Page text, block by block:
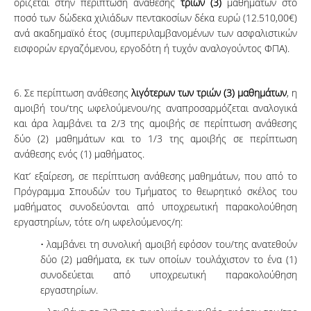
ποσό των δώδεκα χιλιάδων πεντακοσίων δέκα ευρώ (12.510,00€)
ανά ακαδημαϊκό έτος (συμπεριλαμβανομένων των ασφαλιστικών
εισφορών εργαζόμενου, εργοδότη ή τυχόν αναλογούντος ΦΠΑ).
6. Σε περίπτωση ανάθεσης λιγότερων των τριών (3) μαθημάτων, η
αμοιβή του/της ωφελούμενου/ης αναπροσαρμόζεται αναλογικά
και άρα λαμβάνει τα 2/3 της αμοιβής σε περίπτωση ανάθεσης
δύο (2) μαθημάτων και το 1/3 της αμοιβής σε περίπτωση
ανάθεσης ενός (1) μαθήματος.
Κατ’ εξαίρεση, σε περίπτωση ανάθεσης μαθημάτων, που από το
Πρόγραμμα Σπουδών του Τμήματος το θεωρητικό σκέλος του
μαθήματος συνοδεύονται από υποχρεωτική παρακολούθηση
εργαστηρίων, τότε ο/η ωφελούμενος/η:
• λαμβάνει τη συνολική αμοιβή εφόσον του/της ανατεθούν
δύο (2) μαθήματα, εκ των οποίων τουλάχιστον το ένα (1)
συνοδεύεται από υποχρεωτική παρακολούθηση
εργαστηρίων.